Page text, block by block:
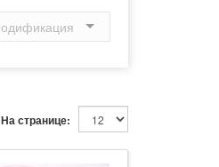
На странице: